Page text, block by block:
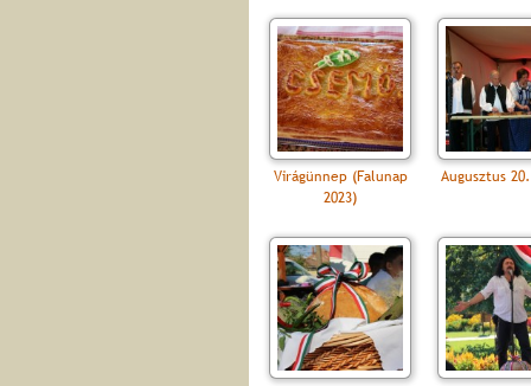
Virágünnep (Falunap
2023)
Augusztus